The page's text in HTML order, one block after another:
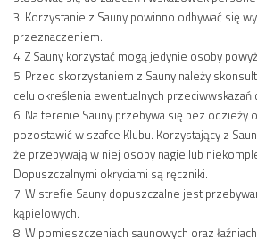
3. Korzystanie z Sauny powinno odbywać się
przeznaczeniem.
4. Z Sauny korzystać mogą jedynie osoby
5. Przed skorzystaniem z Sauny należy
celu określenia ewentualnych przeciwwskazań
6. Na terenie Sauny przebywa się bez odzieży
pozostawić w szafce Klubu. Korzystający z
że przebywają w niej osoby nagie lub
Dopuszczalnymi okryciami są ręczniki.
7. W strefie Sauny dopuszczalne jest
kąpielowych.
8. W pomieszczeniach saunowych oraz